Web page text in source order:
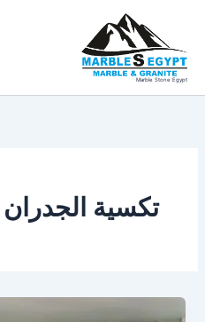
المحتوى
Marble Stone Egypt
تكسية الجدران